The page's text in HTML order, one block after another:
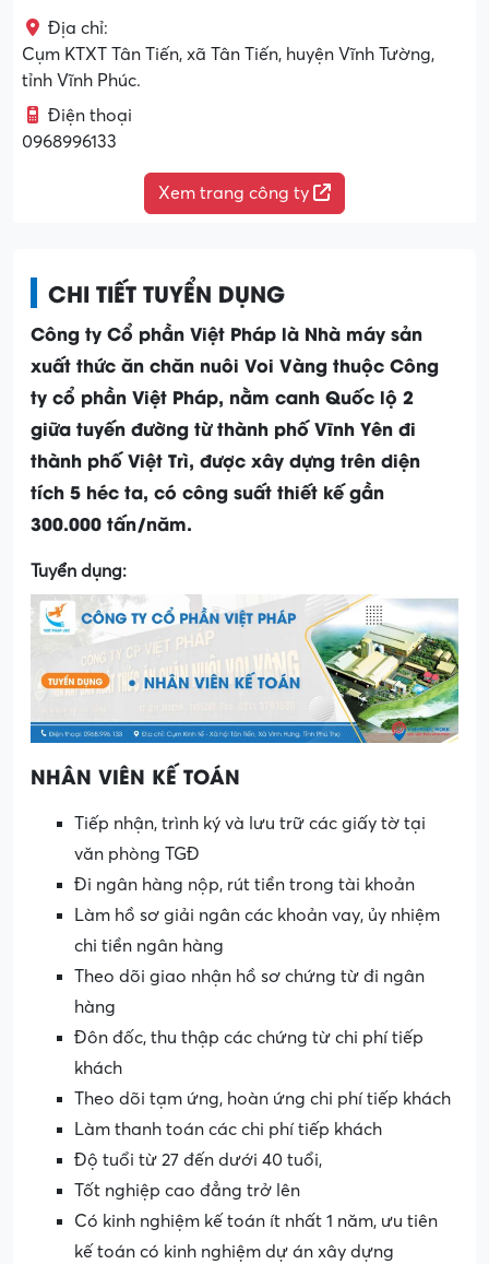
Địa chỉ:
Cụm KTXT Tân Tiến, xã Tân Tiến, huyện Vĩnh Tường,
tỉnh Vĩnh Phúc.
Điện thoại
0968996133
Xem trang công ty
CHI TIẾT TUYỂN DỤNG
Công ty Cổ phần Việt Pháp là Nhà máy sản
xuất thức ăn chăn nuôi Voi Vàng thuộc Công
ty cổ phần Việt Pháp, nằm canh Quốc lộ 2
giữa tuyến đường từ thành phố Vĩnh Yên đi
thành phố Việt Trì, được xây dựng trên diện
tích 5 héc ta, có công suất thiết kế gần
300.000 tấn/năm.
Tuyển dụng:
NHÂN VIÊN KẾ TOÁN
Tiếp nhận, trình ký và lưu trữ các giấy tờ tại
văn phòng TGĐ
Đi ngân hàng nộp, rút tiền trong tài khoản
Làm hồ sơ giải ngân các khoản vay, ủy nhiệm
chi tiền ngân hàng
Theo dõi giao nhận hồ sơ chứng từ đi ngân
hàng
Đôn đốc, thu thập các chứng từ chi phí tiếp
khách
Theo dõi tạm ứng, hoàn ứng chi phí tiếp khách
Làm thanh toán các chi phí tiếp khách
Độ tuổi từ 27 đến dưới 40 tuổi,
Tốt nghiệp cao đẳng trở lên
Có kinh nghiệm kế toán ít nhất 1 năm, ưu tiên
kế toán có kinh nghiệm dự án xây dựng